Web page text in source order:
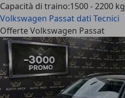
Capacità di traino:1500 - 2200 kg
Volkswagen Passat dati Tecnici
Offerte Volkswagen Passat